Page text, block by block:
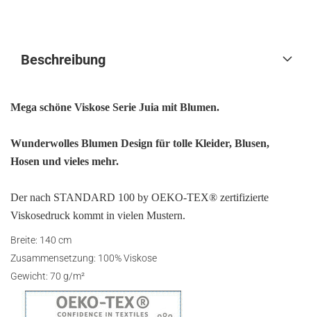
Beschreibung
Mega schöne Viskose Serie Juia mit Blumen.
Wunderwolles Blumen Design für tolle Kleider, Blusen,
Hosen und vieles mehr.
Der nach STANDARD 100 by OEKO-TEX® zertifizierte
Viskosedruck kommt in vielen Mustern.
Breite: 140 cm
Zusammensetzung: 100% Viskose
Gewicht: 70 g/m²